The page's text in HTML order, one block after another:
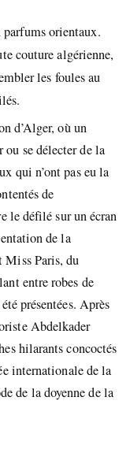
orientaux.
couture algérienne,
les foules au
d’Alger, où un
se délecter de la
qui n’ont pas eu la
de
le défilé sur un écran
de la
Miss Paris, du
entre robes de
présentées. Après
Abdelkader
hilarants concoctés
internationale de la
de la doyenne de la